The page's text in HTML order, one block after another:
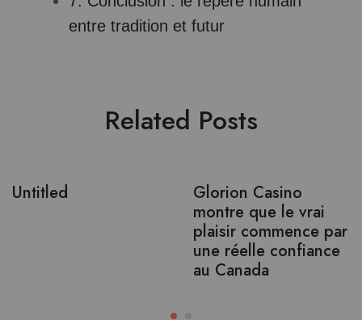
entre tradition et futur
Related Posts
Untitled
Glorion Casino
montre que le vrai
plaisir commence par
une réelle confiance
au Canada